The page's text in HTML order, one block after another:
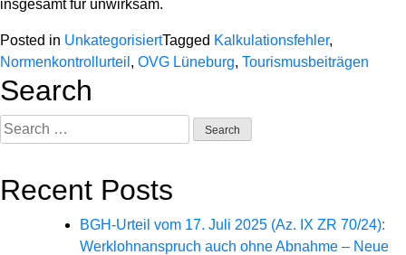
insgesamt für unwirksam.
Posted in UnkategorisiertTagged Kalkulationsfehler,
Normenkontrollurteil , OVG Lüneburg, Tourismusbeiträgen
Search
Search
for:
Recent Posts
BGH-Urteil vom 17. Juli 2025 (Az. IX ZR 70/24):
Werklohnanspruch auch ohne Abnahme – Neue